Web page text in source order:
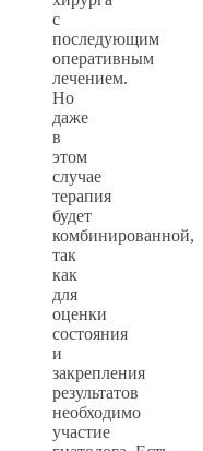
с
последующим
оперативным
лечением.
Но
даже
в
этом
случае
терапия
будет
комбинированной,
так
как
для
оценки
состояния
и
закрепления
результатов
необходимо
участие